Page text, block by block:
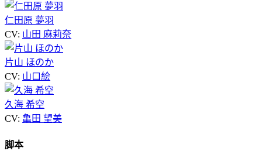
仁田原 夢羽
CV: 山田 麻莉奈
片山 ほのか
CV: 山口絵
久海 希空
CV: 亀田 望美
脚本